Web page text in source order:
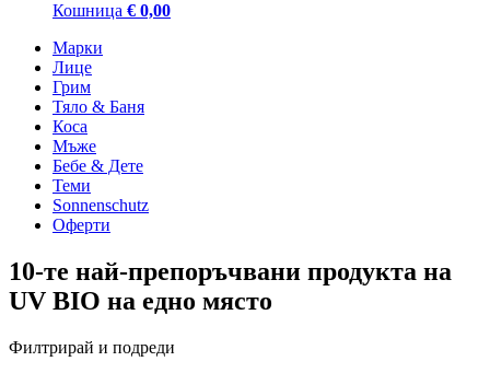
Кошница € 0,00
Марки
Лице
Грим
Тяло & Баня
Коса
Мъже
Бебе & Дете
Теми
Sonnenschutz
Оферти
10-те най-препоръчвани продукта на
UV BIO на едно място
Филтрирай и подреди